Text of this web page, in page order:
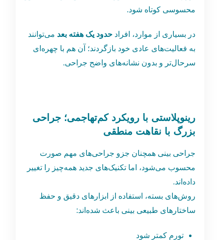
محسوسی کوتاه شود.
در بسیاری از موارد، افرادحدود یک هفته بعد می‌توانند
به فعالیت‌های عادی خود بازگردند؛ آن هم با چهره‌ای
سرحال‌تر و بدون نشانه‌های واضح جراحی.
رینوپلاستی با رویکرد کم‌تهاجمی؛ جراحی
بزرگ با نقاهت منطقی
جراحی بینی همچنان جزو جراحی‌های مهم صورت
محسوب می‌شود، اما تکنیک‌های جدید همه‌چیز را تغییر
داده‌اند.
روش‌های بسته، استفاده از ابزارهای دقیق و حفظ
ساختارهای طبیعی بینی باعث شده‌اند:
تورم کمتر شود